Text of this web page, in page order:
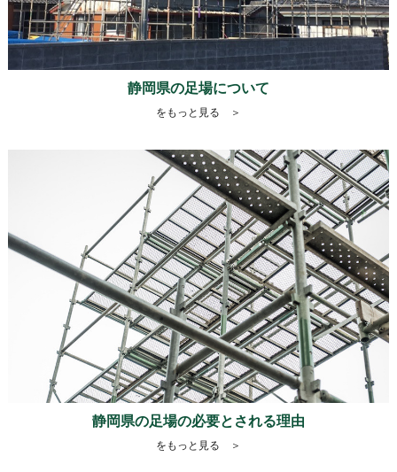
静岡県の足場について
をもっと見る ＞
静岡県の足場の必要とされる理由
をもっと見る ＞